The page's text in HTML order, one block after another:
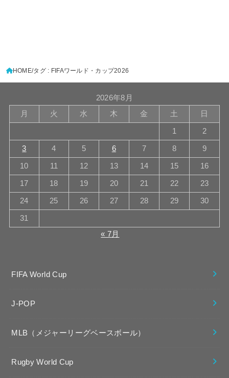
HOME タグ : FIFAワールド・カップ2026
2026年8月
月
火 水 木 金 土 日
1 2
3 4 5 6 7 8 9
10 11 12 13 14 15 16
17 18 19 20 21 22 23
24 25 26 27 28 29 30
31
« 7月
FIFA World Cup
J-POP
MLB（メジャーリーグベースボール）
Rugby World Cup